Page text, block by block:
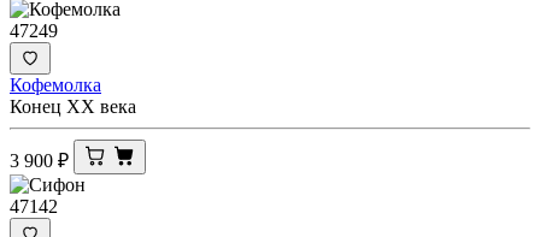
47249
Кофемолка
Конец ХХ века
3 900 ₽
47142